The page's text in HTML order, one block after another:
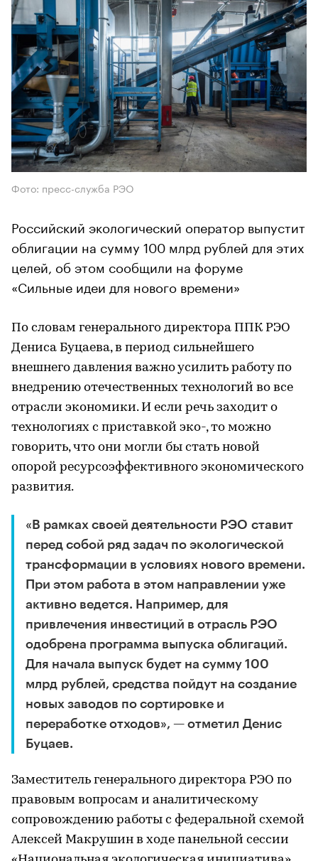
Фото: пресс-служба РЭО
Российский экологический оператор выпустит
облигации на сумму 100 млрд рублей для этих
целей, об этом сообщили на форуме
«Сильные идеи для нового времени»
По словам генерального директора ППК РЭО
Дениса Буцаева, в период сильнейшего
внешнего давления важно усилить работу по
внедрению отечественных технологий во все
отрасли экономики. И если речь заходит о
технологиях с приставкой эко-, то можно
говорить, что они могли бы стать новой
опорой ресурсоэффективного экономического
развития.
«В рамках своей деятельности РЭО ставит
перед собой ряд задач по экологической
трансформации в условиях нового времени.
При этом работа в этом направлении уже
активно ведется. Например, для
привлечения инвестиций в отрасль РЭО
одобрена программа выпуска облигаций.
Для начала выпуск будет на сумму 100
млрд рублей, средства пойдут на создание
новых заводов по сортировке и
переработке отходов», — отметил Денис
Буцаев.
Заместитель генерального директора РЭО по
правовым вопросам и аналитическому
сопровождению работы с федеральной схемой
Алексей Макрушин в ходе панельной сессии